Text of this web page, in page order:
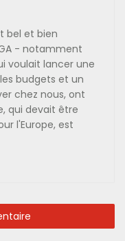
bel et bien
- notamment
voulait lancer une
budgets et un
chez nous, ont
qui devait être
l'Europe, est